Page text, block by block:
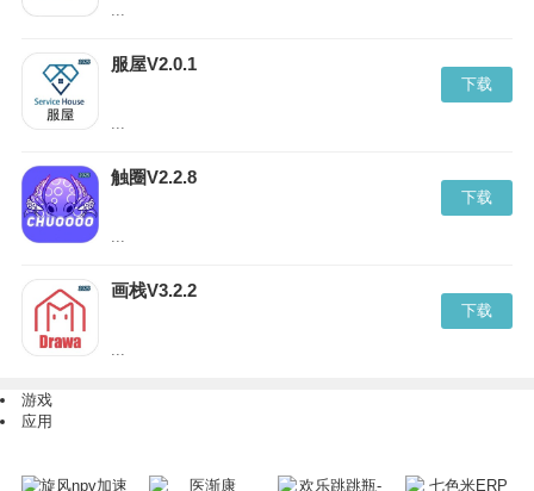
...
服屋V2.0.1
...
下载
触圈V2.2.8
...
下载
画栈V3.2.2
...
下载
游戏
应用